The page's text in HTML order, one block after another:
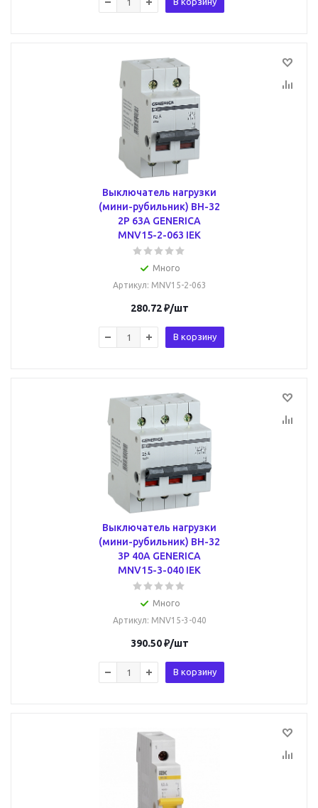
Выключатель нагрузки
(мини-рубильник) ВН-32
2Р 63А GENERICA
MNV15-2-063 IEK
Много
Артикул: MNV15-2-063
280.72₽/шт
В корзину
Выключатель нагрузки
(мини-рубильник) ВН-32
3Р 40А GENERICA
MNV15-3-040 IEK
Много
Артикул: MNV15-3-040
390.50₽/шт
В корзину